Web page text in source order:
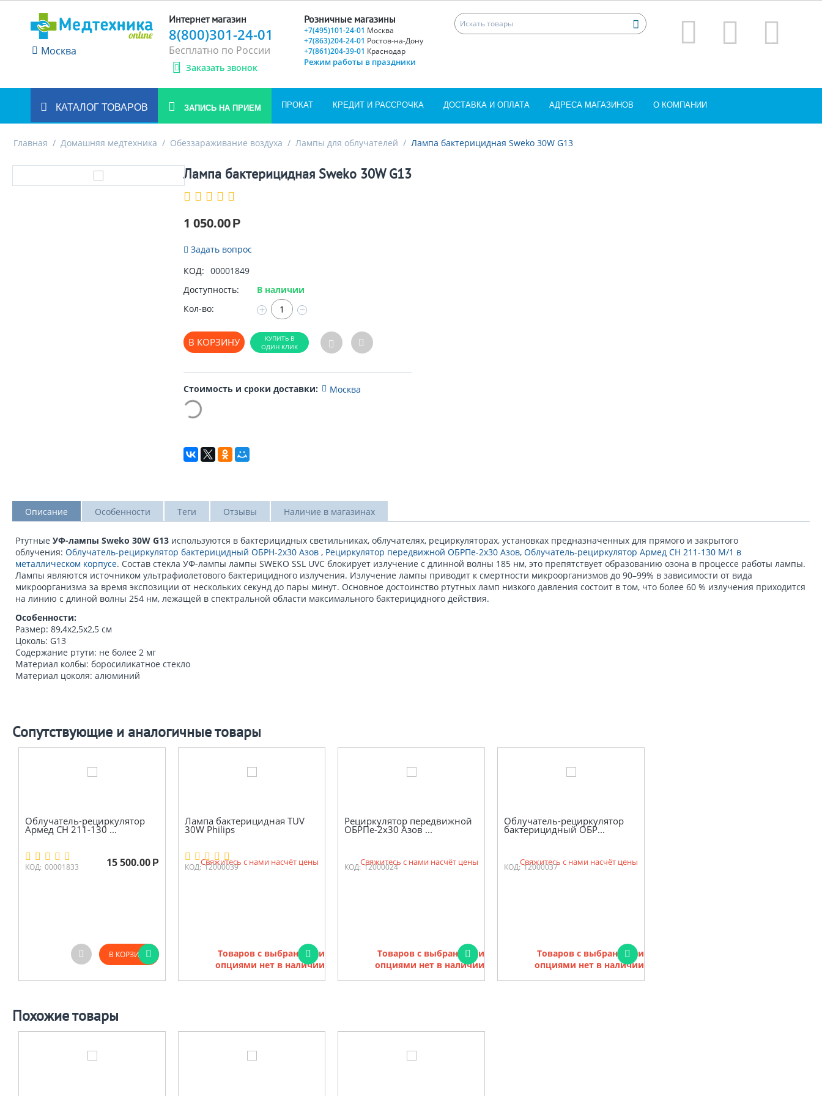
Москва
Интернет магазин
8(800)301-24-01
Бесплатно по России
Заказать звонок
Розничные магазины
+7(495)101-24-01 Москва
+7(863)204-24-01 Ростов-на-Дону
+7(861)204-39-01 Краснодар
Режим работы в праздники
КАТАЛОГ ТОВАРОВ ЗАПИСЬ НА ПРИЕМ ПРОКАТ КРЕДИТ И РАССРОЧКА ДОСТАВКА И ОПЛАТА АДРЕСА МАГАЗИНОВ О КОМПАНИИ
Главная / Домашняя медтехника / Обеззараживание воздуха / Лампы для облучателей / Лампа бактерицидная Sweko 30W G13
Лампа бактерицидная Sweko 30W G13
1 050.00Р
Задать вопрос
КОД: 00001849
Доступность:
В наличии
Кол-во:
+ −
В КОРЗИНУ
Стоимость и сроки доставки: Москва
Описание Особенности Теги Отзывы Наличие в магазинах
Ртутные УФ-лампы Sweko 30W G13 используются в бактерицидных светильниках, облучателях, рециркуляторах, установках предназначенных для прямого и закрытого
облучения: Облучатель-рециркулятор бактерицидный ОБРН-2x30 Азов , Рециркулятор передвижной ОБРПе-2х30 Азов, Облучатель-рециркулятор Армед CH 211-130 М/1 в
металлическом корпусе. Состав стекла УФ-лампы лампы SWEKO SSL UVC блокирует излучение с длинной волны 185 нм, это препятствует образованию озона в процессе работы лампы.
Лампы являются источником ультрафиолетового бактерицидного излучения. Излучение лампы приводит к смертности микроорганизмов до 90–99% в зависимости от вида
микроорганизма за время экспозиции от нескольких секунд до пары минут. Основное достоинство ртутных ламп низкого давления состоит в том, что более 60 % излучения приходится
на линию с длиной волны 254 нм, лежащей в спектральной области максимального бактерицидного действия.
Особенности:
Размер: 89,4х2,5х2,5 см
Цоколь: G13
Содержание ртути: не более 2 мг
Материал колбы: боросиликатное стекло
Материал цоколя: алюминий
Сопутствующие и аналогичные товары
Облучатель-рециркулятор
Армед CH 211-130 ...
КОД: 00001833 15 500.00 Р
В КОРЗИНУ
Лампа бактерицидная TUV
30W Philips
КОД: 12000039
Свяжитесь с нами насчёт цены
Товаров с выбранными
опциями нет в наличии
Рециркулятор передвижной
ОБРПе-2х30 Азов ...
КОД: 12000024
Свяжитесь с нами насчёт цены
Товаров с выбранными
опциями нет в наличии
Облучатель-рециркулятор
бактерицидный ОБР...
КОД: 12000037
Свяжитесь с нами насчёт цены
Товаров с выбранными
опциями нет в наличии
Похожие товары